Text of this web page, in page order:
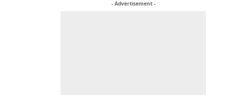
- Advertisement -